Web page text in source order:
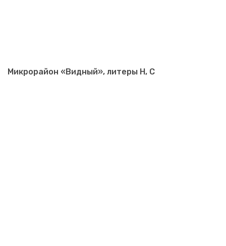
Микрорайон «Видный», литеры Н, С